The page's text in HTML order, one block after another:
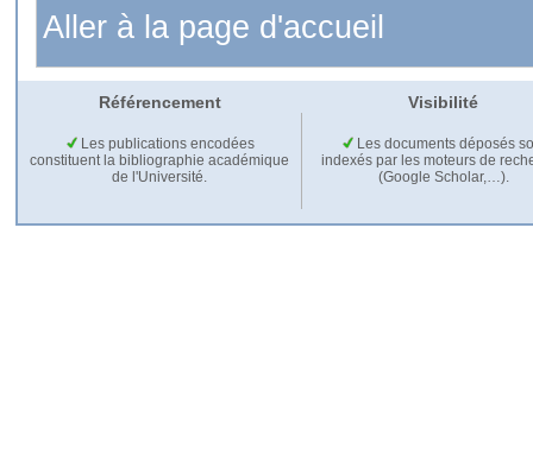
Aller à la page d'accueil
Référencement Visibilité
Les publications encodées
constituent la bibliographie académique
de l'Université.
Les documents déposés
indexés par les moteurs de
(Google Scholar,…).